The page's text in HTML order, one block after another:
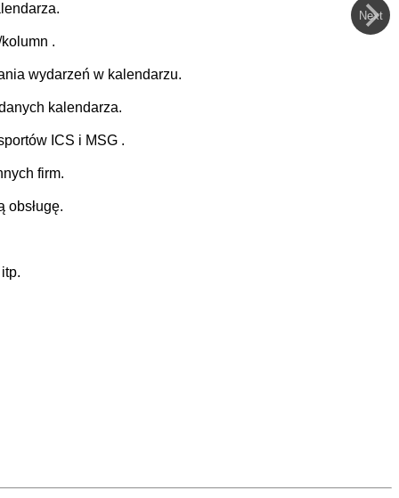
.
wydarzeń w kalendarzu.
kalendarza.
ICS i MSG .
firm.
obsługę.
Next